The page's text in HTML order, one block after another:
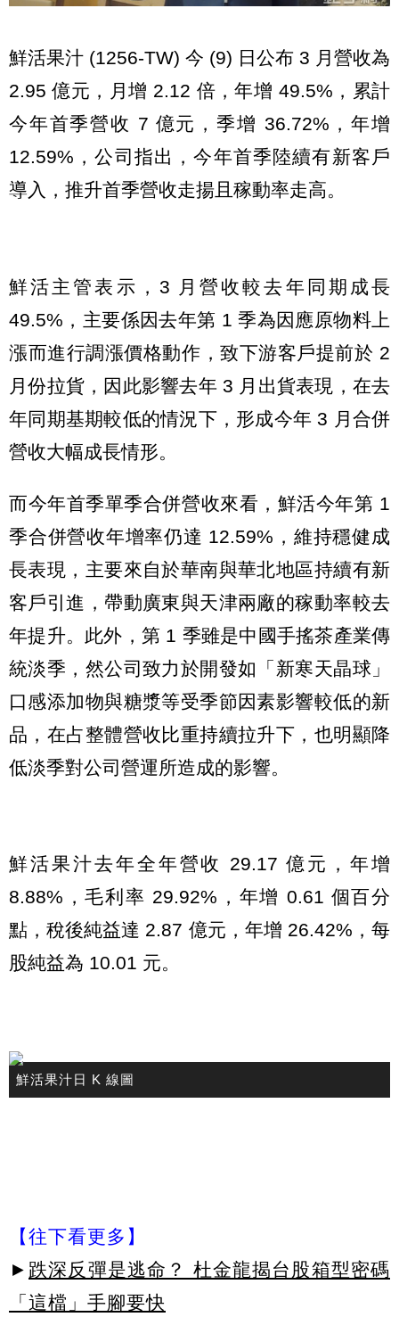
鮮活果汁 (1256-TW) 今 (9) 日公布 3 月營收為
2.95 億元，月增 2.12 倍，年增 49.5%，累計
今年首季營收 7 億元，季增 36.72%，年增
12.59%，公司指出，今年首季陸續有新客戶
導入，推升首季營收走揚且稼動率走高。
鮮活主管表示，3 月營收較去年同期成長
49.5%，主要係因去年第 1 季為因應原物料上
漲而進行調漲價格動作，致下游客戶提前於 2
月份拉貨，因此影響去年 3 月出貨表現，在去
年同期基期較低的情況下，形成今年 3 月合併
營收大幅成長情形。
而今年首季單季合併營收來看，鮮活今年第 1
季合併營收年增率仍達 12.59%，維持穩健成
長表現，主要來自於華南與華北地區持續有新
客戶引進，帶動廣東與天津兩廠的稼動率較去
年提升。此外，第 1 季雖是中國手搖茶產業傳
統淡季，然公司致力於開發如「新寒天晶球」
口感添加物與糖漿等受季節因素影響較低的新
品，在占整體營收比重持續拉升下，也明顯降
低淡季對公司營運所造成的影響。
鮮活果汁去年全年營收 29.17 億元，年增
8.88%，毛利率 29.92%，年增 0.61 個百分
點，稅後純益達 2.87 億元，年增 26.42%，每
股純益為 10.01 元。
鮮活果汁日 K 線圖
【往下看更多】
► 跌深反彈是逃命？ 杜金龍揭台股箱型密碼
「這檔」手腳要快